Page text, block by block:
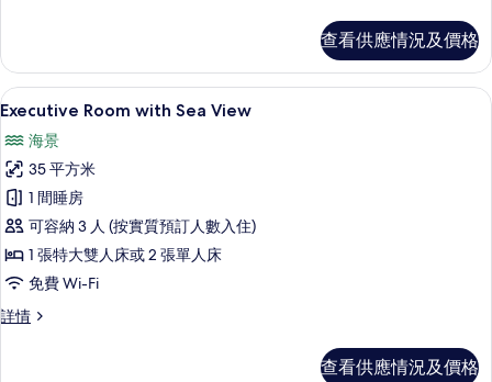
片
View
詳
情
查看供應情況及價格
載
所
有
Executive
Room
with
Sea
View
Executive Room with Sea View | 迷
7
Executive Room with Sea View
海景
35 平方米
1 間睡房
可容納 3 人 (按實質預訂人數入住)
1 張特大雙人床或 2 張單人床
免費 Wi-Fi
詳情
Executive
查看供應情況及價格